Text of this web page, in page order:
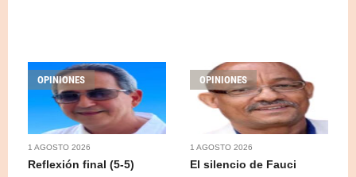
OPINIONES
1 AGOSTO 2026
Reflexión final (5-5)
OPINIONES
1 AGOSTO 2026
El silencio de Fauci